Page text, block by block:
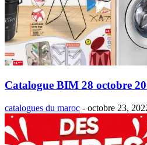
Catalogue BIM 28 octobre
catalogues du maroc - octobre 23,